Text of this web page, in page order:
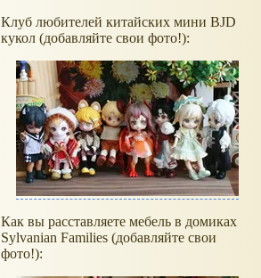
Клуб любителей китайских мини BJD
кукол (добавляйте свои фото!):
Как вы расставляете мебель в домиках
Sylvanian Families (добавляйте свои
фото!):